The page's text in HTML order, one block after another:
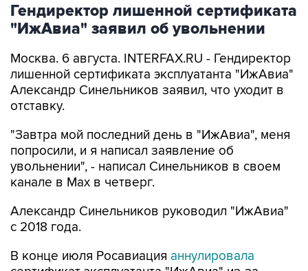
Гендиректор лишенной сертификата
"ИжАвиа" заявил об увольнении
Москва. 6 августа. INTERFAX.RU - Гендиректор
лишенной сертификата эксплуатанта "ИжАвиа"
Александр Синельников заявил, что уходит в
отставку.
"Завтра мой последний день в "ИжАвиа", меня
попросили, и я написал заявление об
увольнении", - написал Синельников в своем
канале в Max в четверг.
Александр Синельников руководил "ИжАвиа"
с 2018 года.
В конце июля Росавиация аннулировала